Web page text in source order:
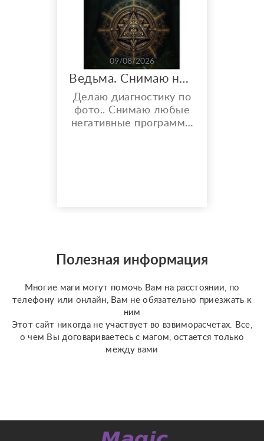
09/08/2026
Ведьма. Снимаю негативные воздействия. Увеличиваю финансовые потоки и многое другое..
Делаю диагностику по
фото.. Снимаю любые
негативные программы
и вы будете полностью
защищены не на время,
люб...
Полезная информация
Многие маги могут помочь Вам на расстоянии, по
телефону или онлайн, Вам не обязательно приезжать к
ним
Этот сайт никогда не участвует во взвиморасчетах. Все,
о чем Вы договариваетесь с магом, остается только
между вами